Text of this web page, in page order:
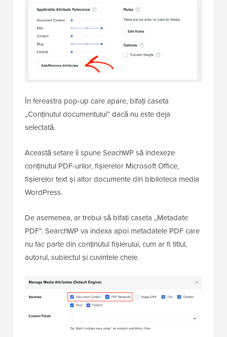
În fereastra pop-up care apare, bifați caseta
„Conținutul documentului” dacă nu este deja
selectată.
Această setare îi spune SeachWP să indexeze
conținutul PDF-urilor, fișierelor Microsoft Office,
fișierelor text și altor documente din biblioteca media
WordPress.
De asemenea, ar trebui să bifați caseta „Metadate
PDF”. SearchWP va indexa apoi metadatele PDF care
nu fac parte din conținutul fișierului, cum ar fi titlul,
autorul, subiectul și cuvintele cheie.